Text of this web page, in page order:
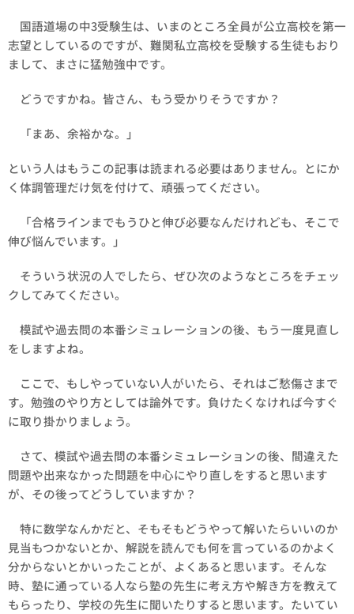
国語道場の中3受験生は、いまのところ全員が公立高校を第一
志望としているのですが、難関私立高校を受験する生徒もおり
まして、まさに猛勉強中です。
どうですかね。皆さん、もう受かりそうですか？
「まあ、余裕かな。」
という人はもうこの記事は読まれる必要はありません。とにか
く体調管理だけ気を付けて、頑張ってください。
「合格ラインまでもうひと伸び必要なんだけれども、そこで
伸び悩んでいます。」
そういう状況の人でしたら、ぜひ次のようなところをチェッ
クしてみてください。
模試や過去問の本番シミュレーションの後、もう一度見直し
をしますよね。
ここで、もしやっていない人がいたら、それはご愁傷さまで
す。勉強のやり方としては論外です。負けたくなければ今すぐ
に取り掛かりましょう。
さて、模試や過去問の本番シミュレーションの後、間違えた
問題や出来なかった問題を中心にやり直しをすると思います
が、その後ってどうしていますか？
特に数学なんかだと、そもそもどうやって解いたらいいのか
見当もつかないとか、解説を読んでも何を言っているのかよく
分からないとかいったことが、よくあると思います。そんな
時、塾に通っている人なら塾の先生に考え方や解き方を教えて
もらったり、学校の先生に聞いたりすると思います。たいてい